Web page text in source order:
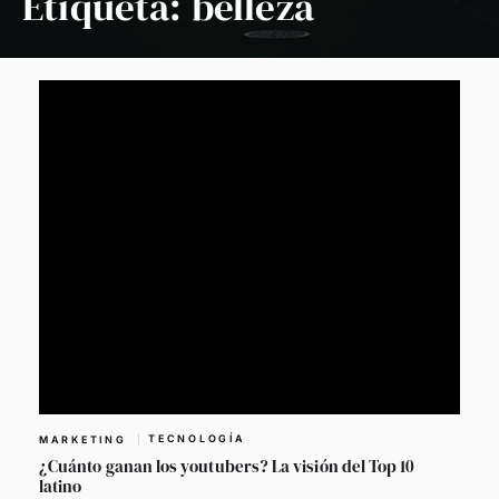
MARKETING TECNOLOGÍA
¿Cuánto ganan los youtubers? La visión del Top 10
latino